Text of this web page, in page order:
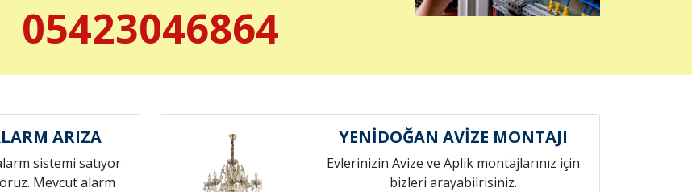
05423046864
ARIZA
sistemi satıyor
Mevcut alarm
YENİDOĞAN AVİZE MONTAJI
Evlerinizin Avize ve Aplik montajlarınız için
bizleri arayabilrisiniz.